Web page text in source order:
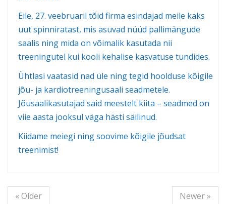
Eile, 27. veebruaril tõid firma esindajad meile kaks
uut spinniratast, mis asuvad nüüd pallimängude
saalis ning mida on võimalik kasutada nii
treeningutel kui kooli kehalise kasvatuse tundides.
Ühtlasi vaatasid nad üle ning tegid hoolduse kõigile
jõu- ja kardiotreeningusaali seadmetele.
Jõusaalikasutajad said meestelt kiita – seadmed on
viie aasta jooksul väga hästi säilinud.
Kiidame meiegi ning soovime kõigile jõudsat
treenimist!
« Older Newer »